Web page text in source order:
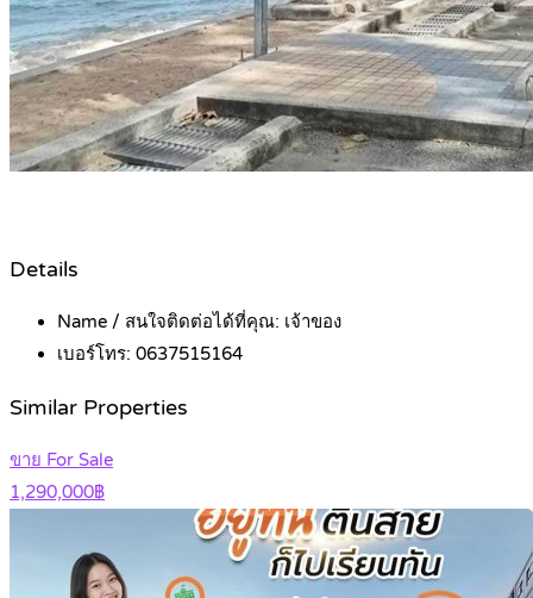
Details
Name / สนใจติดต่อได้ที่คุณ: เจ้าของ
เบอร์โทร: 0637515164
Similar Properties
ขาย For Sale
1,290,000฿